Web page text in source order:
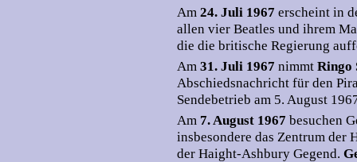
Am 24. Juli 1967 erscheint in
allen vier Beatles und ihrem
die die britische Regierung
Am 31. Juli 1967 nimmt
Abschiedsnachricht für den
Sendebetrieb am 5. August
Am 7. August 1967 besuchen
insbesondere das Zentrum der
der Haight-Ashbury Gegend.